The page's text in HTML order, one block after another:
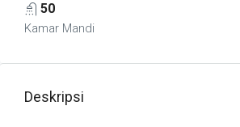
50
Kamar Mandi
Deskripsi